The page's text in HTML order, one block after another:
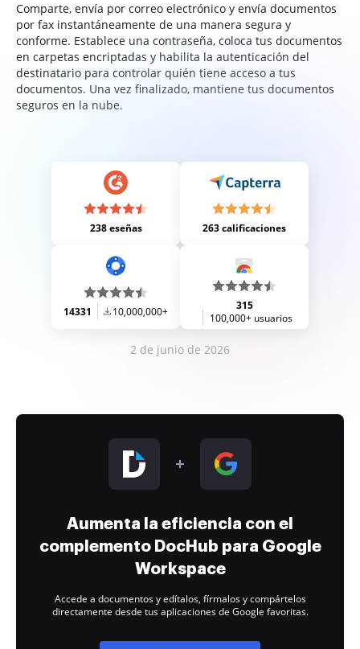
Comparte, envía por correo electrónico y envía documentos
por fax instantáneamente de una manera segura y
conforme. Establece una contraseña, coloca tus documentos
en carpetas encriptadas y habilita la autenticación del
destinatario para controlar quién tiene acceso a tus
documentos. Una vez finalizado, mantiene tus documentos
seguros en la nube.
238 eseñas 263 calificaciones
14331 10,000,000+
315
100,000+ usuarios
2 de junio de 2026
Aumenta la eficiencia con el
complemento DocHub para Google
Workspace
Accede a documentos y edítalos, fírmalos y compártelos
directamente desde tus aplicaciones de Google favoritas.